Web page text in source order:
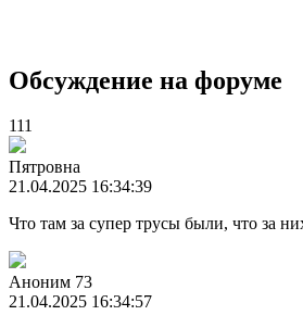
Обсуждение на форуме
111
Пятровна
21.04.2025 16:34:39
Что там за супер трусы были, что за
Аноним 73
21.04.2025 16:34:57